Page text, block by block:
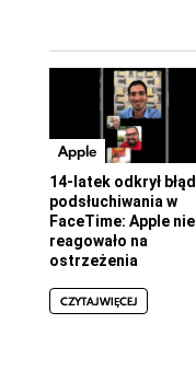
Apple
14-latek odkrył błąd
podsłuchiwania w
FaceTime: Apple nie
reagowało na
ostrzeżenia
CZYTAJ WIĘCEJ